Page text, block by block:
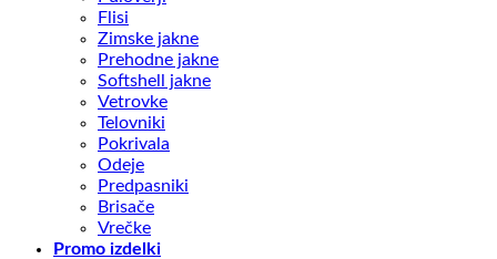
Flisi
Zimske jakne
Prehodne jakne
Softshell jakne
Vetrovke
Telovniki
Pokrivala
Odeje
Predpasniki
Brisače
Vrečke
Promo izdelki